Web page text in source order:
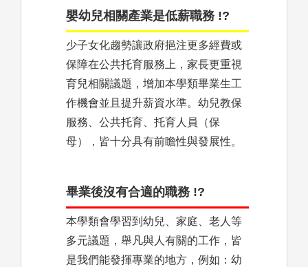
嬰幼兒相關產業是低薪職務 !?
少子女化趨勢讓政府挹注更多經費或
保障在公共托育服務上，家長更重視
育兒相關議題，增加本學類畢業生工
作機會並且提升薪資水準。幼兒教保
服務、公共托育、托育人員（保
母），皆十分具有前瞻性與發展性。
畢業後沒有合適的職務 !?
本學類會學習到幼兒、家庭、老人等
多元議題，舉凡與人有關的工作，皆
是我們能發揮專業的地方，例如：幼